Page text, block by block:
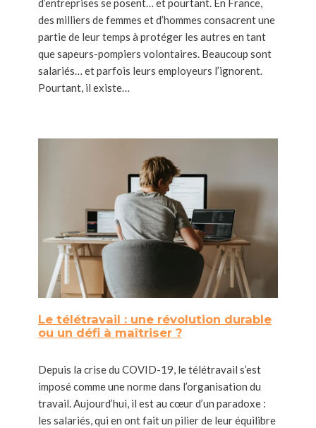
des milliers de femmes et d’hommes consacrent une
partie de leur temps à protéger les autres en tant
que sapeurs-pompiers volontaires. Beaucoup sont
salariés… et parfois leurs employeurs l’ignorent.
Pourtant, il existe…
Le télétravail : une révolution durable
ou un défi à maîtriser ?
Depuis la crise du COVID-19, le télétravail s’est
imposé comme une norme dans l’organisation du
travail. Aujourd’hui, il est au cœur d’un paradoxe :
les salariés, qui en ont fait un pilier de leur équilibre